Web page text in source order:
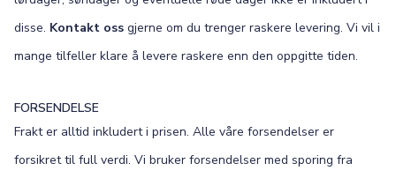
disse. Kontakt oss gjerne om du trenger raskere levering. Vi vil i
mange tilfeller klare å levere raskere enn den oppgitte tiden.
FORSENDELSE
Frakt er alltid inkludert i prisen. Alle våre forsendelser er
forsikret til full verdi. Vi bruker forsendelser med sporing fra